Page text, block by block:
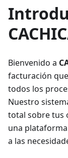
Bienvenido a
facturación
todos los
Nuestro
total sobre tus
una
a las